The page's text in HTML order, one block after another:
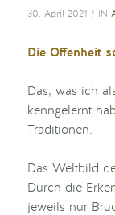
30. April 2021 / IN
Die Offenheit
Das, was ich
kenngelernt
Traditionen.
Das Weltbild
Durch die
jeweils nur